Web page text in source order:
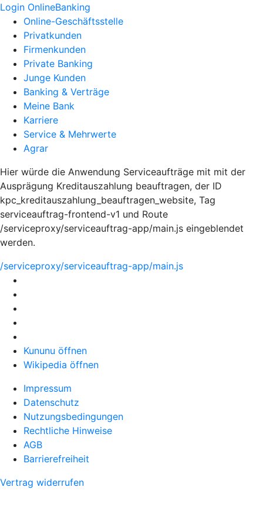
Login OnlineBanking
Online-Geschäftsstelle
Privatkunden
Firmenkunden
Private Banking
Junge Kunden
Banking & Verträge
Meine Bank
Karriere
Service & Mehrwerte
Agrar
Hier würde die Anwendung Serviceaufträge mit mit der
Ausprägung Kreditauszahlung beauftragen, der ID
kpc_kreditauszahlung_beauftragen_website, Tag
serviceauftrag-frontend-v1 und Route
/serviceproxy/serviceauftrag-app/main.js eingeblendet
werden.
/serviceproxy/serviceauftrag-app/main.js
Kununu öffnen
Wikipedia öffnen
Impressum
Datenschutz
Nutzungsbedingungen
Rechtliche Hinweise
AGB
Barrierefreiheit
Vertrag widerrufen